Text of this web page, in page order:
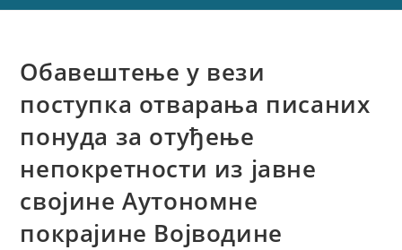
Обавештење у вези
поступка отварања писаних
понуда за отуђење
непокретности из јавне
својине Аутономне
покрајине Војводине